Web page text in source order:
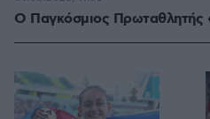
Ο Παγκόσμιος Πρωταθλητής